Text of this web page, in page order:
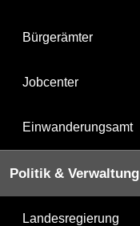
Bürgerämter
Jobcenter
Einwanderungsamt
Politik & Verwaltung
Landesregierung